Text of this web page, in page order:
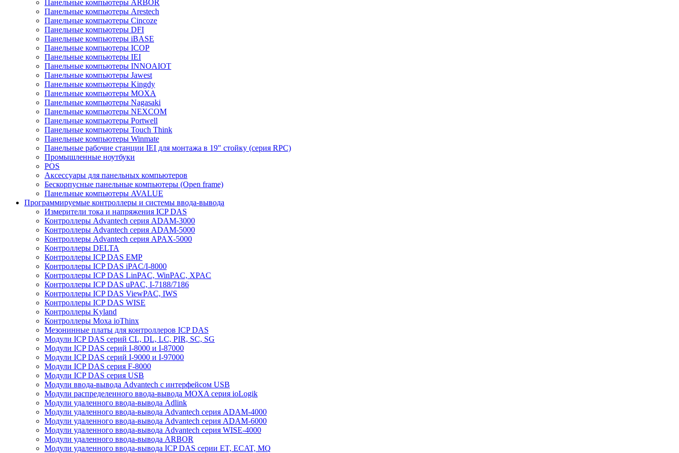
Панельные компьютеры ARBOR
Панельные компьютеры Arestech
Панельные компьютеры Cincoze
Панельные компьютеры DFI
Панельные компьютеры iBASE
Панельные компьютеры ICOP
Панельные компьютеры IEI
Панельные компьютеры INNOAIOT
Панельные компьютеры Jawest
Панельные компьютеры Kingdy
Панельные компьютеры MOXA
Панельные компьютеры Nagasaki
Панельные компьютеры NEXCOM
Панельные компьютеры Portwell
Панельные компьютеры Touch Think
Панельные компьютеры Winmate
Панельные рабочие станции IEI для монтажа в 19" стойку (серия RPC)
Промышленные ноутбуки
POS
Аксессуары для панельных компьютеров
Бескорпусные панельные компьютеры (Open frame)
Панельные компьютеры AVALUE
Программируемые контроллеры и системы ввода-вывода
Измерители тока и напряжения ICP DAS
Контроллеры Advantech серия ADAM-3000
Контроллеры Advantech серия ADAM-5000
Контроллеры Advantech серия APAX-5000
Контроллеры DELTA
Контроллеры ICP DAS EMP
Контроллеры ICP DAS iPAC/I-8000
Контроллеры ICP DAS LinPAC, WinPAC, XPAC
Контроллеры ICP DAS uPAC, I-7188/7186
Контроллеры ICP DAS ViewPAC, IWS
Контроллеры ICP DAS WISE
Контроллеры Kyland
Контроллеры Moxa ioThinx
Мезонинные платы для контроллеров ICP DAS
Модули ICP DAS серий CL, DL, LC, PIR, SC, SG
Модули ICP DAS серий I-8000 и I-87000
Модули ICP DAS серий I-9000 и I-97000
Модули ICP DAS серия F-8000
Модули ICP DAS серия USB
Модули ввода-вывода Advantech с интерфейсом USB
Модули распределенного ввода-вывода MOXA серия ioLogik
Модули удаленного ввода-вывода Adlink
Модули удаленного ввода-вывода Advantech серия ADAM-4000
Модули удаленного ввода-вывода Advantech серия ADAM-6000
Модули удаленного ввода-вывода Advantech серия WISE-4000
Модули удаленного ввода-вывода ARBOR
Модули удаленного ввода-вывода ICP DAS серии ET, ECAT, MQ